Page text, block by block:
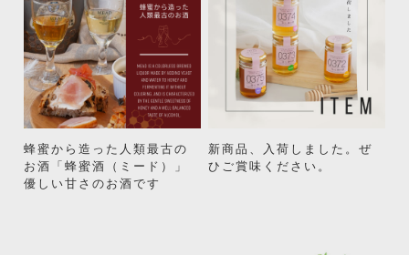
蜂蜜から造った人類最古の
お酒「蜂蜜酒（ミード）」
優しい甘さのお酒です
新商品、入荷しました。ぜ
ひご賞味ください。